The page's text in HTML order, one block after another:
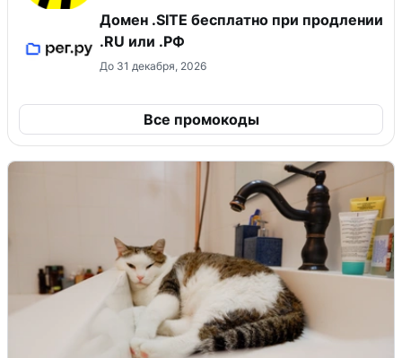
Домен .SITE бесплатно при продлении
.RU или .РФ
До 31 декабря, 2026
Все промокоды